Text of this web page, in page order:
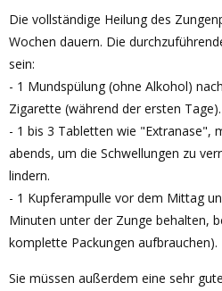
Die vollständige Heilung des
Wochen dauern. Die
sein:
- 1 Mundspülung (ohne Alkohol)
Zigarette (während der ersten Tage).
- 1 bis 3 Tabletten wie "Extranase",
abends, um die Schwellungen zu
lindern.
- 1 Kupferampulle vor dem Mittag
Minuten unter der Zunge behalten,
komplette Packungen aufbrauchen).
Sie müssen außerdem eine sehr